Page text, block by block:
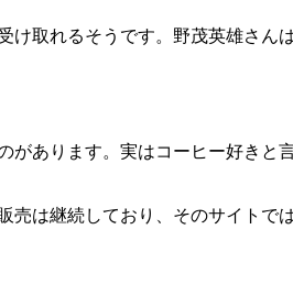
取れるそうです。野茂英雄さん
あります。実はコーヒー好きと
は継続しており、そのサイトで